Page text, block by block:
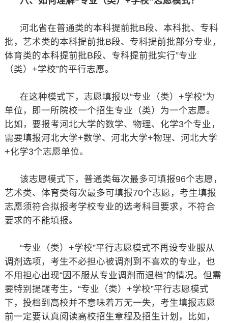
河北省在普通类的本科提前批B段、本科批、专科
批，艺术类的本科提前批B段、专科提前批部分专业，
体育类的本科提前批B段、专科提前批实行”专业
（类）+学校”的平行志愿。
在这种模式下，志愿填报以“专业（类）+学校”为
单位，即一所院校一个招生专业（类）为一个志愿。
比如，要报考河北大学的数学、物理、化学3个专业，
需要填报河北大学+数学、河北大学+物理、河北大学
+化学3个志愿单位。
该志愿模式下，普通类每次最多可填报96个志愿，
艺术类、体育类每次最多可填报70个志愿，考生填报
志愿须符合拟报考学校专业的选考科目要求，不符合
要求的不能填报。
“专业（类）+学校”平行志愿模式不再设专业服从
调剂选项，考生不必担心被调剂到不喜欢的专业，也
不用担心出现“因不服从专业调剂而退档”的情况。但需
要特别提醒考生，“专业（类）+学校”平行志愿模式
下，投档到高校并不意味着万无一失，考生填报志愿
前一定要认真阅读高校招生章程及招生计划，比如，